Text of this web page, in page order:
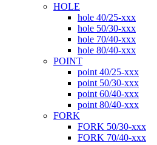
HOLE
hole 40/25-xxx
hole 50/30-xxx
hole 70/40-xxx
hole 80/40-xxx
POINT
point 40/25-xxx
point 50/30-xxx
point 60/40-xxx
point 80/40-xxx
FORK
FORK 50/30-xxx
FORK 70/40-xxx